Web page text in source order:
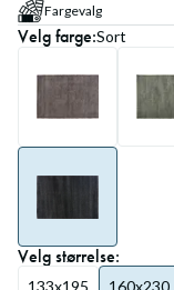
Fargevalg
Velgfarge:Sort
Velgstørrelse:
133x195 160x230